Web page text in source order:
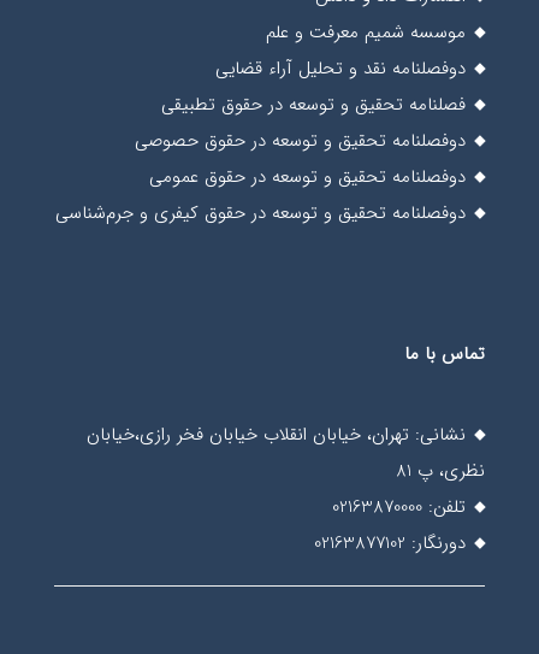
موسسه شمیم معرفت و علم
دوفصلنامه نقد و تحلیل آراء قضایی
فصلنامه تحقیق و توسعه در حقوق تطبیقی
دوفصلنامه تحقیق و توسعه در حقوق حصوصی
دوفصلنامه تحقیق و توسعه در حقوق عمومی
دوفصلنامه تحقیق و توسعه در حقوق کیفری و جرم‌شناسی
تماس با ما
نشانی: تهران، خیابان انقلاب خیابان فخر رازی،خیابان
نظری، پ 81
تلفن: 02163870000
دورنگار: 02163877102